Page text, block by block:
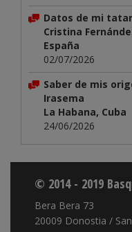
Datos de mi
Cristina
España
02/07/2026
Saber de mis
Irasema
La Habana, Cuba
24/06/2026
© 2014 - 2019
Bera Bera 73
20009 Donostia /